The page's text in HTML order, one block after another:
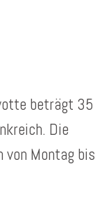
beträgt 35
Die
Montag bis